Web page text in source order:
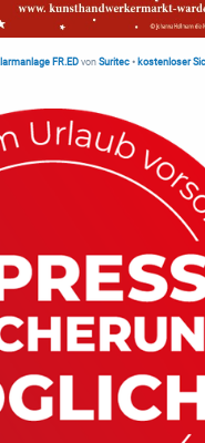
FR.EDvon Suritec • kostenloser